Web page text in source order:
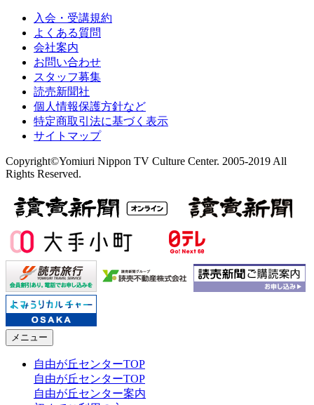
入会・受講規約
よくある質問
会社案内
お問い合わせ
スタッフ募集
読売新聞社
個人情報保護方針など
特定商取引法に基づく表示
サイトマップ
Copyright©Yomiuri Nippon TV Culture Center. 2005-2019 All
Rights Reserved.
メニュー
自由が丘センターTOP
自由が丘センターTOP
自由が丘センター案内